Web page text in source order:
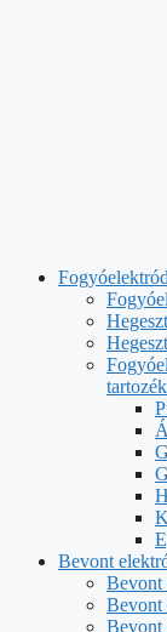
Bevont
Bevont
Bevont
Bevont